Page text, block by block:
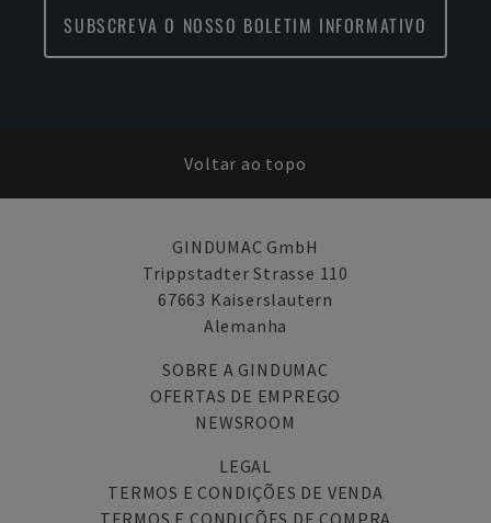
SUBSCREVA O NOSSO BOLETIM INFORMATIVO
Voltar ao topo
GINDUMAC GmbH
Trippstadter Strasse 110
67663 Kaiserslautern
Alemanha
SOBRE A GINDUMAC
OFERTAS DE EMPREGO
NEWSROOM
LEGAL
TERMOS E CONDIÇÕES DE VENDA
TERMOS E CONDIÇÕES DE COMPRA